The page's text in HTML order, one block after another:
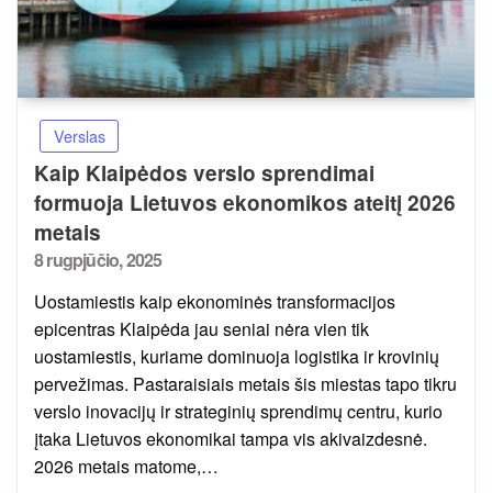
Verslas
Kaip Klaipėdos verslo sprendimai
formuoja Lietuvos ekonomikos ateitį 2026
metais
Posted
8 rugpjūčio, 2025
Uostamiestis kaip ekonominės transformacijos
epicentras Klaipėda jau seniai nėra vien tik
uostamiestis, kuriame dominuoja logistika ir krovinių
pervežimas. Pastaraisiais metais šis miestas tapo tikru
verslo inovacijų ir strateginių sprendimų centru, kurio
įtaka Lietuvos ekonomikai tampa vis akivaizdesnė.
2026 metais matome,…